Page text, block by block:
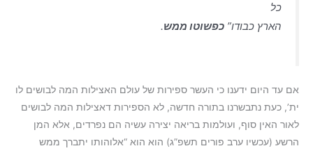
כל
הארץ כבודו” כפשוטו ממש.
אם עד היום ידענו כי העשר ספירות של עולם האצילות המה לבושים לו
ית’, כעת נתבשרנו בתורה חדשה, לא הספירות דאצילות המה לבושים
לאור האין סוף, ועולמות בריאה יצירה עשיה הם נפרדים, אלא המן
הרשע (עכשיו ערב פורים תשפ”ג) הוא הוא “אלוהותו יתברך ממש